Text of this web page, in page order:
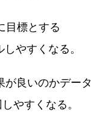
目標とする
やすくなる。
が良いのかデータ
やすくなる。